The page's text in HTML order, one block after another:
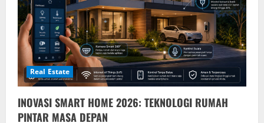
Real Estate
INOVASI SMART HOME 2026: TEKNOLOGI RUMAH
PINTAR MASA DEPAN